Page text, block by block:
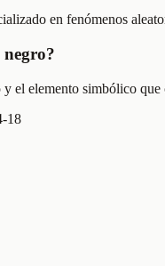
en fenómenos
negro?
y el elemento simbólico
18